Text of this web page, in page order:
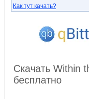
Как тут качать?
Скачать Within
бесплатно